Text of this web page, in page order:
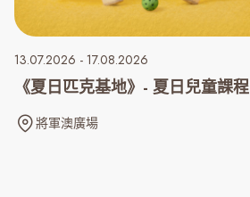
13.07.2026 - 17.08.2026
《夏日匹克基地》- 夏日兒童課程
將軍澳廣場